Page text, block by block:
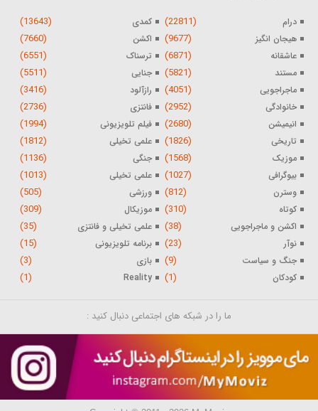
درام (22811) کمدی (13643)
هیجان انگیز (9677) اکشن (7660)
عاشقانه (6871) ترسناک (6551)
مستند (5821) جنایی (5511)
ماجراجویی (4051) رازآلود (3416)
خانوادگی (2952) فانتزی (2736)
انیمیشن (2680) فیلم تلویزیونی (1994)
تاریخی (1826) علمی تخیلی (1812)
موزیک (1568) جنگی (1136)
بیوگرافی (1027) علمی تخیلی (1013)
وسترن (812) ورزشی (505)
کوتاه (310) موزیکال (309)
اکشن و ماجراجویی (38) علمی تخیلی و فانتزی (35)
نوآر (23) برنامه تلویزیونی (15)
جنگ و سیاست (9) بازی (3)
کودکان (1)
Reality
(1)
ما را در شبکه های اجتماعی دنبال کنید :